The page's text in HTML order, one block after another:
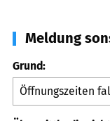
Meldung
Grund: